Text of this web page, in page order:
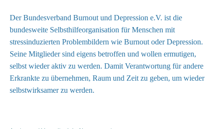
Der Bundesverband Burnout und Depression e.V. ist die
bundesweite Selbsthilfeorganisation für Menschen mit
stressinduzierten Problembildern wie Burnout oder Depression.
Seine Mitglieder sind eigens betroffen und wollen ermutigen,
selbst wieder aktiv zu werden. Damit Verantwortung für andere
Erkrankte zu übernehmen, Raum und Zeit zu geben, um wieder
selbstwirksamer zu werden.